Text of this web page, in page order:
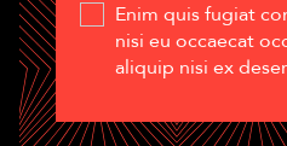
Enim quis fugiat
nisi eu occaecat
aliquip nisi ex